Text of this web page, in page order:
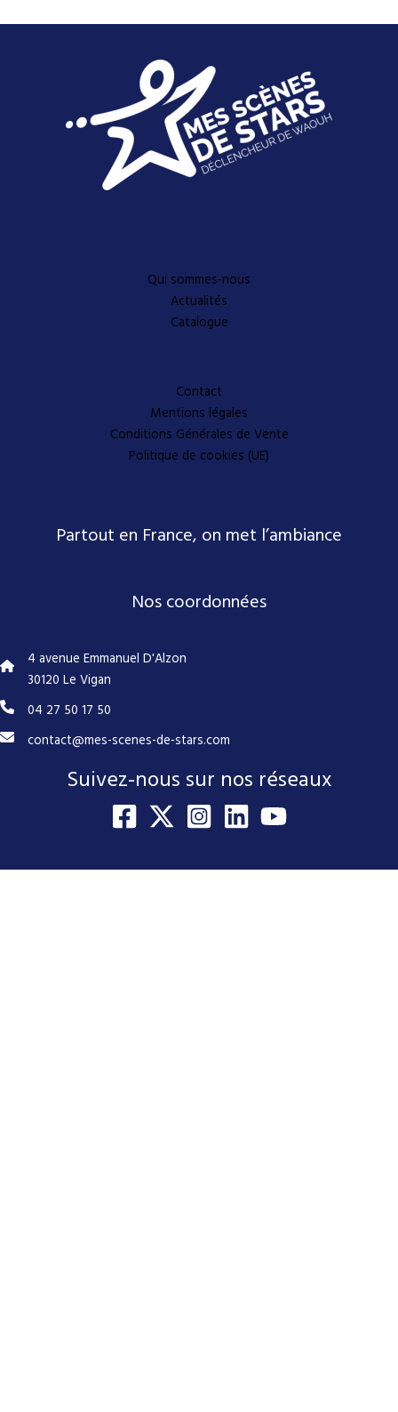
Qui sommes-nous
Actualités
Catalogue
Contact
Mentions légales
Conditions Générales de Vente
Politique de cookies (UE)
Partout en France, on met l’ambiance
Nos coordonnées
4 avenue Emmanuel D'Alzon
30120 Le Vigan
04 27 50 17 50
contact@mes-scenes-de-stars.com
Suivez-nous sur nos réseaux